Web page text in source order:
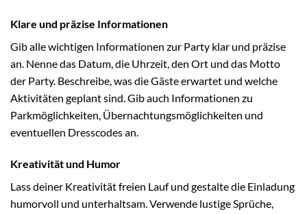
Klare und präzise Informationen
Gib alle wichtigen Informationen zur Party klar und präzise
an. Nenne das Datum, die Uhrzeit, den Ort und das Motto
der Party. Beschreibe, was die Gäste erwartet und welche
Aktivitäten geplant sind. Gib auch Informationen zu
Parkmöglichkeiten, Übernachtungsmöglichkeiten und
eventuellen Dresscodes an.
Kreativität und Humor
Lass deiner Kreativität freien Lauf und gestalte die Einladung
humorvoll und unterhaltsam. Verwende lustige Sprüche,